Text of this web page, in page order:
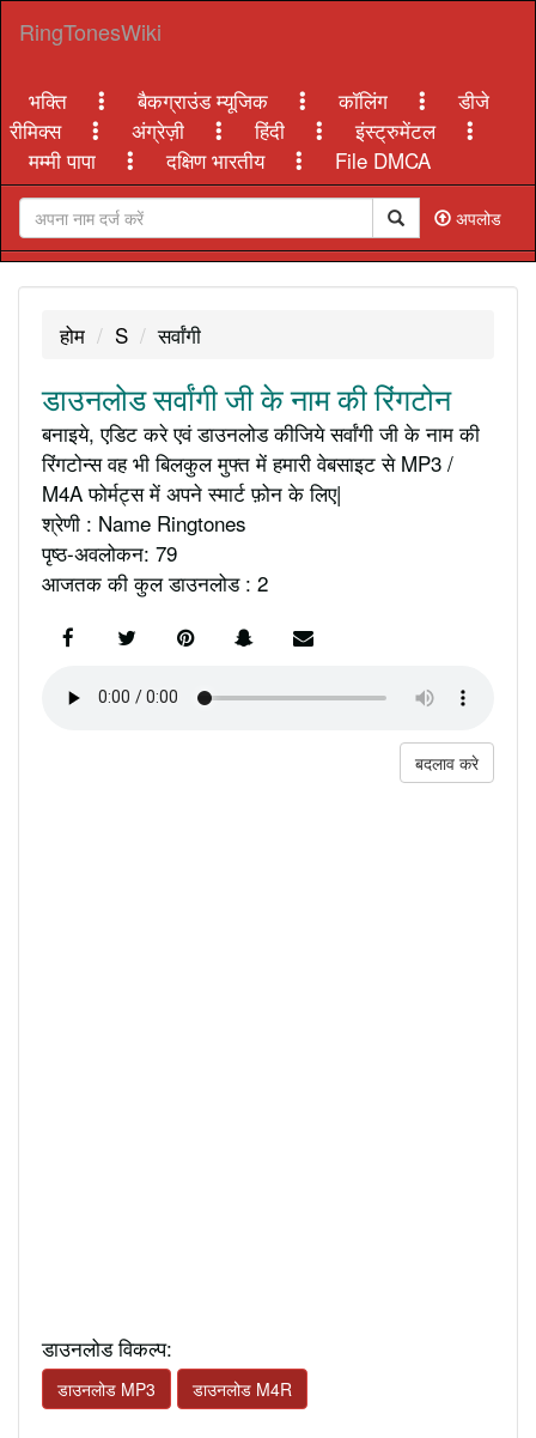
RingTonesWiki
भक्ति बैकग्राउंड म्यूजिक कॉलिंग
डीजे
रीमिक्स
अंग्रेज़ी हिंदी
इंस्ट्रुमेंटल
मम्मी पापा
दक्षिण भारतीय File DMCA
अपलोड
होम S सर्वांगी
डाउनलोड सर्वांगी जी के नाम की रिंगटोन
बनाइये, एडिट करे एवं डाउनलोड कीजिये सर्वांगी जी के नाम की
रिंगटोन्स वह भी बिलकुल मुफ्त में हमारी वेबसाइट से MP3 /
M4A फोर्मट्स में अपने स्मार्ट फ़ोन के लिए|
श्रेणी : Name Ringtones
पृष्ठ-अवलोकन: 79
आजतक की कुल डाउनलोड : 2
बदलाव करे
डाउनलोड विकल्प:
डाउनलोड MP3 डाउनलोड M4R